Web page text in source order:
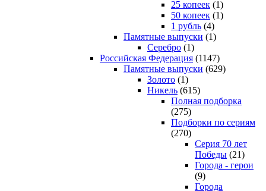
25 копеек (1)
50 копеек (1)
1 рубль (4)
Памятные выпуски (1)
Серебро (1)
Российская Федерация (1147)
Памятные выпуски (629)
Золото (1)
Никель (615)
Полная подборка
(275)
Подборки по сериям
(270)
Серия 70 лет
Победы (21)
Города - герои
(9)
Города